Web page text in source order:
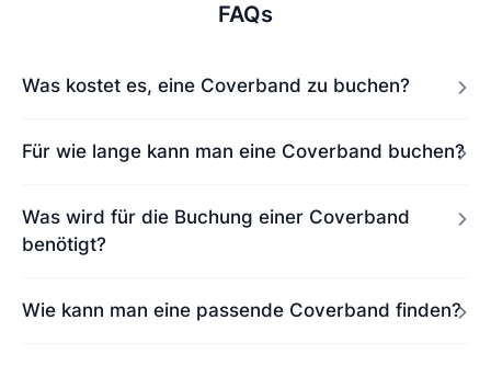
FAQs
Was kostet es, eine Coverband zu buchen?
Für wie lange kann man eine Coverband buchen?
Was wird für die Buchung einer Coverband
benötigt?
Wie kann man eine passende Coverband finden?